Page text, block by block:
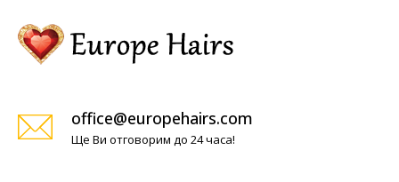
office@europehairs.com
Ще Ви отговорим до 24 часа!